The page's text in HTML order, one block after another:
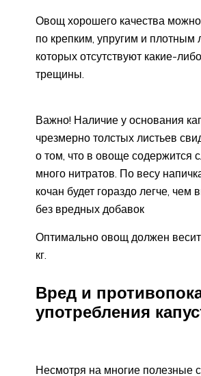
Овощ хорошего качества
по крепким, упругим и плотным
которых отсутствуют какие-
трещины.
Важно! Наличие у основания
чрезмерно толстых листьев
о том, что в овоще содержится
много нитратов. По весу
кочан будет гораздо легче,
без вредных добавок
Оптимально овощ должен
кг.
Вред и
употребления
Несмотря на многие полезные